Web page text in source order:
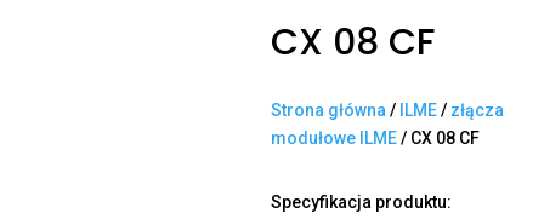
CX 08 CF
Strona główna / ILME/ złącza
modułowe ILME/ CX 08 CF
Specyfikacja produktu: